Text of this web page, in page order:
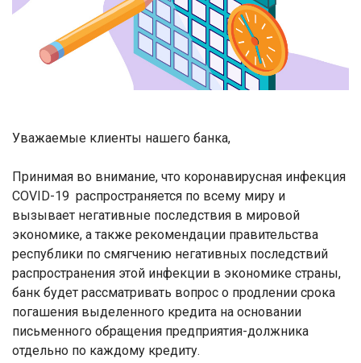
Уважаемые клиенты нашего банка,
Принимая во внимание, что коронавирусная инфекция
COVID-19 распространяется по всему миру и
вызывает негативные последствия в мировой
экономике, а также рекомендации правительства
республики по смягчению негативных последствий
распространения этой инфекции в экономике страны,
банк будет рассматривать вопрос о продлении срока
погашения выделенного кредита на основании
письменного обращения предприятия-должника
отдельно по каждому кредиту.